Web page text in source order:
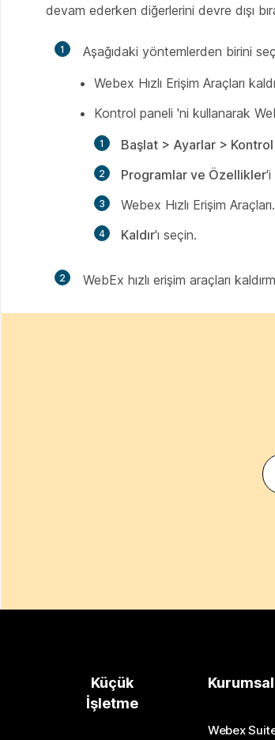
devam ederken diğerlerini devre dışı
1
Aşağıdaki yöntemlerden birini
Webex Hızlı Erişim Araçları
Kontrol paneli 'ni kullanarak
Başlat > Ayarlar >
Programlar ve Özellikler'i
Webex Hızlı Erişim Araçları.
Kaldır'ı seçin.
2 WebEx hızlı erişim araçları
Küçük
İşletme
Kurumsal
Webex